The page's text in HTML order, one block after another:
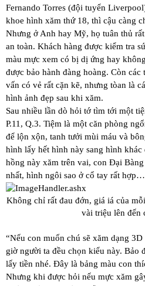
Fernando Torres (đội tuyển
khoe hình xăm thứ 18, thì cậu càng
Nhưng ở Anh hay Mỹ, họ tuân thủ
an toàn. Khách hàng được kiểm tra
màu mực xem có bị dị ứng hay
được bảo hành đàng hoàng. Còn
vấn có vẻ rất cặn kẽ, nhưng tòan là
hình ảnh đẹp sau khi xăm.
Sau nhiều lần dò hỏi tớ tìm tới một
P.11, Q.3. Tiệm là một căn phòng
để lộn xộn, tanh tưởi mùi máu và
hình lấy hết hình này sang hình
hồng này xăm trên vai, con Đại
nhất, hình ngôi sao ở cổ tay rất hợp…
Không chỉ rất đau đớn, giá iá của
vài triệu lên đến
“Nếu con muốn chú sẽ xăm dạng
giờ người ta đều chọn kiểu này. Bảo
lấy tiền nhé. Đây là bảng màu con
Nhưng khi được hỏi nếu mực xăm